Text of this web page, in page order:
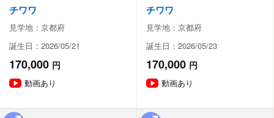
チワワ
見学地：京都府
誕生日：2026/05/21
170,000 円
動画あり
チワワ
見学地：京都府
誕生日：2026/05/23
170,000 円
動画あり